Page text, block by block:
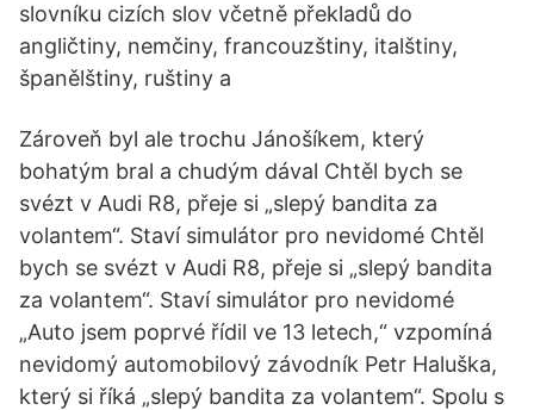
slovníku cizích slov včetně překladů do
angličtiny, nemčiny, francouzštiny, italštiny,
španělštiny, ruštiny a
Zároveň byl ale trochu Jánošíkem, který
bohatým bral a chudým dával Chtěl bych se
svézt v Audi R8, přeje si „slepý bandita za
volantem“. Staví simulátor pro nevidomé Chtěl
bych se svézt v Audi R8, přeje si „slepý bandita
za volantem“. Staví simulátor pro nevidomé
„Auto jsem poprvé řídil ve 13 letech,“ vzpomíná
nevidomý automobilový závodník Petr Haluška,
který si říká „slepý bandita za volantem“. Spolu s